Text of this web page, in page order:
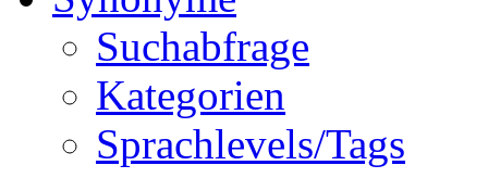
Suchabfrage
Kategorien
Sprachlevels/Tags